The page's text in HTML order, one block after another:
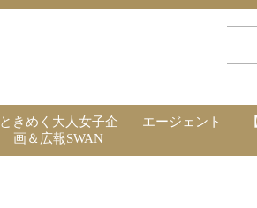
ときめく大人女子企
画＆広報SWAN
エージェント